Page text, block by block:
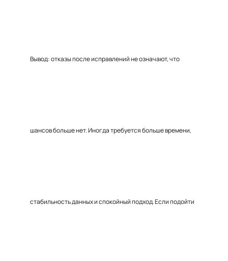
Вывод: отказы после исправлений не означают, что
шансов больше нет. Иногда требуется больше времени,
стабильность данных и спокойный подход. Если подойти